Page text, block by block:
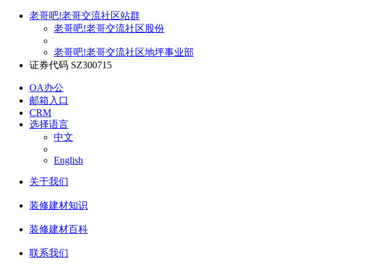
老哥吧!老哥交流社区站群
老哥吧!老哥交流社区股份
老哥吧!老哥交流社区地坪事业部
证券代码 SZ300715
OA办公
邮箱入口
CRM
选择语言
中文
English
关于我们
装修建材知识
装修建材百科
联系我们